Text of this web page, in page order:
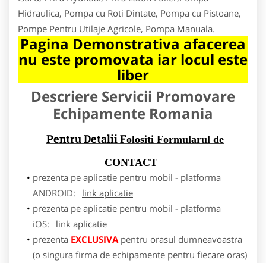
Hidraulica, Pompa cu Roti Dintate, Pompa cu Pistoane,
Pompe Pentru Utilaje Agricole, Pompa Manuala.
Pagina Demonstrativa afacerea
nu este promovata iar locul este
liber
Descriere Servicii Promovare
Echipamente Romania
Pentru Detalii Folositi Formularul de
CONTACT
prezenta pe aplicatie pentru mobil - platforma
ANDROID:
link aplicatie
prezenta pe aplicatie pentru mobil - platforma
iOS:
link aplicatie
prezenta EXCLUSIVApentru orasul dumneavoastra
(o singura firma de echipamente pentru fiecare oras)